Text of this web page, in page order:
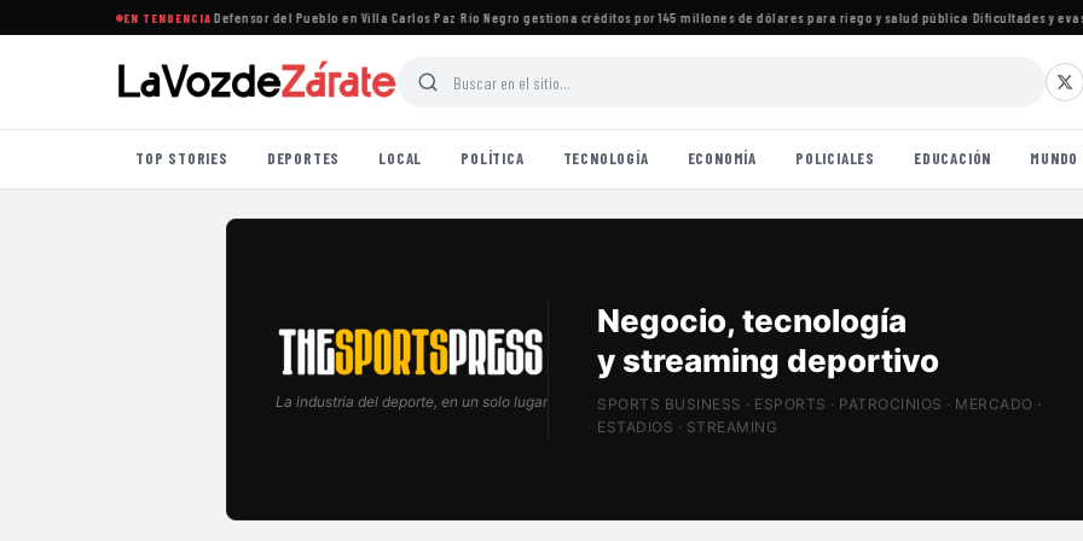
EN TENDENCIA
que la oposición designe al Defensor del Pueblo en Villa Carlos Paz ·Río Negro gestiona créditos por 145 millones de dólares para riego y salud pública·Dificultades y
TOP STORIES DEPORTES LOCAL POLÍTICA TECNOLOGÍA ECONOMÍA POLICIALES EDUCACIÓN MUNDO
La industria del deporte, en un solo lugar
Patrocinios, estadios
y Sports Tech
SPORTS BUSINESS · ESPORTS · PATROCINIOS · MERCADO ·
ESTADIOS · STREAMING